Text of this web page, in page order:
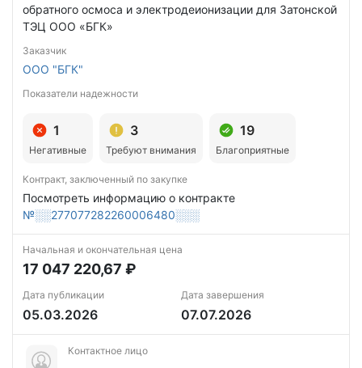
обратного осмоса и электродеионизации для Затонской
ТЭЦ ООО «БГК»
Заказчик
ООО "БГК"
Показатели надежности
1
Негативные
3
Требуют внимания
19
Благоприятные
Контракт, заключенный по закупке
Посмотреть информацию о контракте
№░░277077282260006480░░░
Начальная и окончательная цена
17 047 220,67 ₽
Дата публикации
05.03.2026
Дата завершения
07.07.2026
Контактное лицо